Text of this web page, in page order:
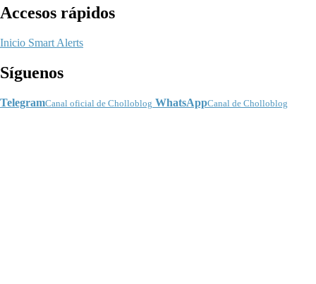
Accesos rápidos
Inicio Smart Alerts
Síguenos
TelegramCanal oficial de Cholloblog WhatsAppCanal de Cholloblog